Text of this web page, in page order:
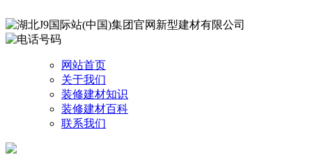
网站首页
关于我们
装修建材知识
装修建材百科
联系我们